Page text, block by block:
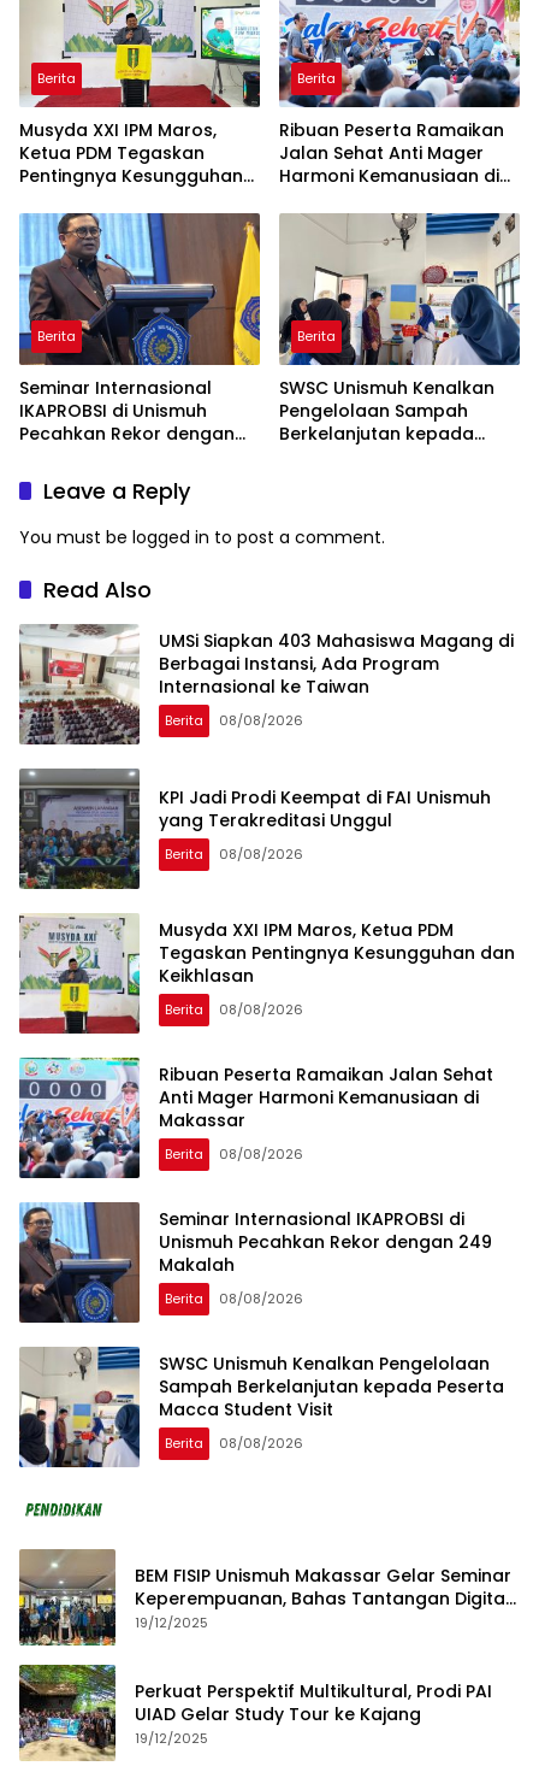
Berita
Musyda XXI IPM Maros,
Ketua PDM Tegaskan
Pentingnya Kesungguhan
Berita
Ribuan Peserta Ramaikan
Jalan Sehat Anti Mager
Harmoni Kemanusiaan di
Berita
Seminar Internasional
IKAPROBSI di Unismuh
Pecahkan Rekor dengan
Berita
SWSC Unismuh Kenalkan
Pengelolaan Sampah
Berkelanjutan kepada
Leave a Reply
You must be logged in to post a comment.
Read Also
UMSi Siapkan 403 Mahasiswa Magang di
Berbagai Instansi, Ada Program
Internasional ke Taiwan
Berita 08/08/2026
KPI Jadi Prodi Keempat di FAI Unismuh
yang Terakreditasi Unggul
Berita 08/08/2026
Musyda XXI IPM Maros, Ketua PDM
Tegaskan Pentingnya Kesungguhan dan
Keikhlasan
Berita 08/08/2026
Ribuan Peserta Ramaikan Jalan Sehat
Anti Mager Harmoni Kemanusiaan di
Makassar
Berita 08/08/2026
Seminar Internasional IKAPROBSI di
Unismuh Pecahkan Rekor dengan 249
Makalah
Berita 08/08/2026
SWSC Unismuh Kenalkan Pengelolaan
Sampah Berkelanjutan kepada Peserta
Macca Student Visit
Berita 08/08/2026
BEM FISIP Unismuh Makassar Gelar Seminar
Keperempuanan, Bahas Tantangan Digital
dan Budaya Lokal
19/12/2025
Perkuat Perspektif Multikultural, Prodi PAI
UIAD Gelar Study Tour ke Kajang
19/12/2025